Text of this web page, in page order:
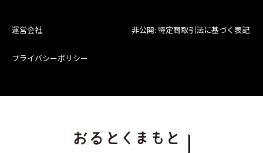
運営会社 非公開: 特定商取引法に基づく表記
プライバシーポリシー